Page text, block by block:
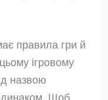
правила гри й
ігровому
назвою
Щоб